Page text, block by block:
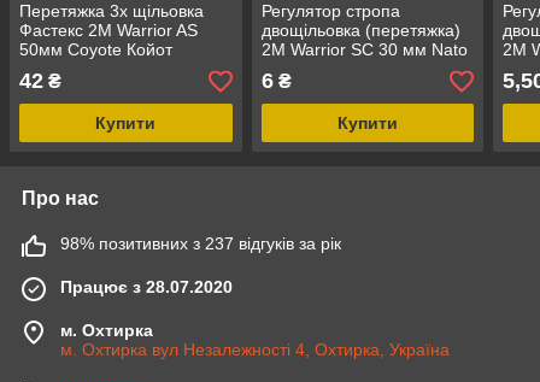
Перетяжка 3х щільовка
Фастекс 2M Warrior AS
50мм Coyote Койот
ацетал
42 ₴
Купити
Регулятор стропа
двощільовка (перетяжка)
2M Warrior SC 30 мм Nato
green Хакі ацетал
6₴
Купити
2M
Про нас
98% позитивних з 237 відгуків за рік
Працює з 28.07.2020
м. Охтирка
м. Охтирка вул Незалежності 4, Охтирка, Україна